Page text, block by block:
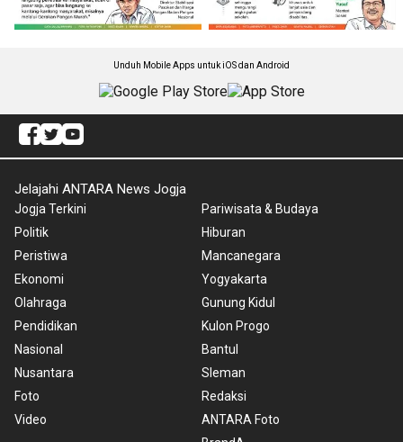
Unduh Mobile Apps untuk iOS dan Android
Jelajahi ANTARA News Jogja
Jogja Terkini
Politik
Peristiwa
Ekonomi
Olahraga
Pendidikan
Nasional
Nusantara
Foto
Video
Pariwisata & Budaya
Hiburan
Mancanegara
Yogyakarta
Gunung Kidul
Kulon Progo
Bantul
Sleman
Redaksi
ANTARA Foto